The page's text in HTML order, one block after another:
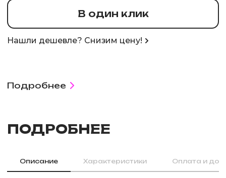
В один клик
Нашли дешевле? Снизим цену!
Подробнее
ПОДРОБНЕЕ
Описание Характеристики Оплата и